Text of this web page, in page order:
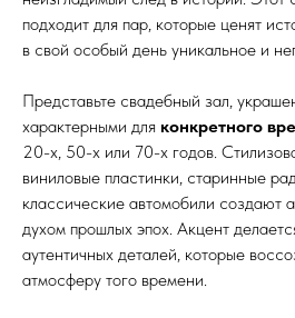
подходит для пар, которые ценят
в свой особый день уникальное и
Представьте свадебный зал,
характерными для конкретного
20-х, 50-х или 70-х годов.
виниловые пластинки, старинные
классические автомобили создают
духом прошлых эпох. Акцент
аутентичных деталей, которые
атмосферу того времени.